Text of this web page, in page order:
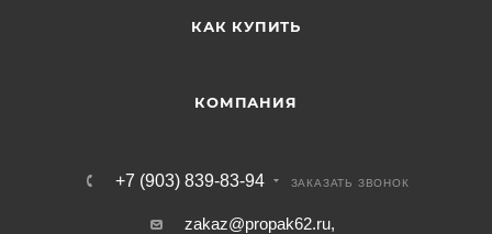
КАК КУПИТЬ
КОМПАНИЯ
+7 (903) 839-83-94 ЗАКАЗАТЬ ЗВОНОК
zakaz@propak62.ru,